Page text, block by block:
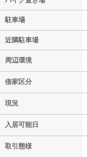
駐車場
近隣駐車場
周辺環境
借家区分
現況
入居可能日
取引態様